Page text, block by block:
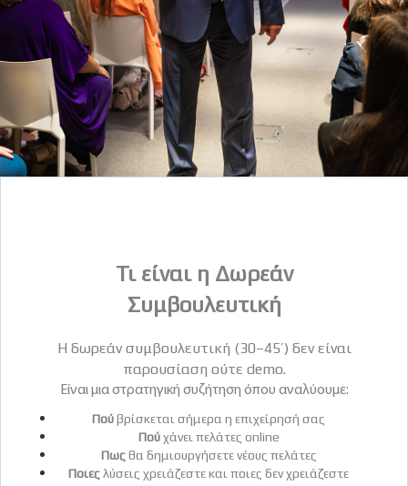
Τι είναι η Δωρεάν
Συμβουλευτική
Η δωρεάν συμβουλευτική (30–45’) δεν είναι
παρουσίαση ούτε demo.
Είναι μια στρατηγική συζήτηση όπου αναλύουμε:
Πούβρίσκεται σήμερα η επιχείρησή σας
Πούχάνει πελάτες online
Πωςθα δημιουργήσετε νέους πελάτες
Ποιεςλύσεις χρειάζεστε και ποιες δεν χρειάζεστε